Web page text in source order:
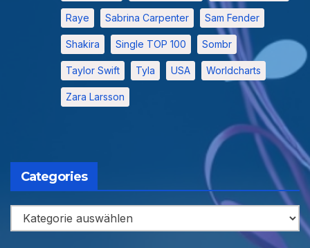
Raye Sabrina Carpenter Sam Fender
Shakira Single TOP 100 Sombr
Taylor Swift Tyla USA Worldcharts
Zara Larsson
Categories
Categories